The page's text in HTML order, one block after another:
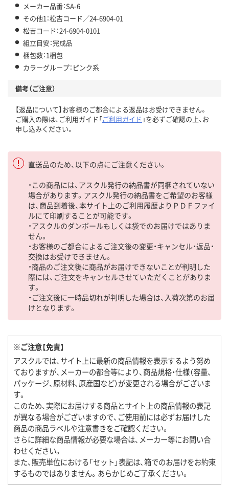
メーカー品番：SA-6
その他1：松吉コード／24-6904-01
松吉コード：24-6904-0101
組立目安：完成品
梱包数：1梱包
カラーグループ：ピンク系
備考（ご注意）
【返品について】お客様のご都合による返品はお受けできません。
ご購入の際は、ご利用ガイド「ご利用ガイド 」を必ずご確認の上、お
申し込みください。
直送品のため、以下の点にご注意ください。
・この商品には、アスクル発行の納品書が同梱されていない
場合があります。アスクル発行の納品書をご希望のお客様
は、商品到着後、本サイト上のご利用履歴よりＰＤＦファイ
ルにて印刷することが可能です。
・アスクルのダンボールもしくは袋でのお届けではありま
せん。
・お客様のご都合によるご注文後の変更・キャンセル・返品・
交換はお受けできません。
・商品のご注文後に商品がお届けできないことが判明した
際には、ご注文をキャンセルさせていただくことがありま
す。
・ご注文後に一時品切れが判明した場合は、入荷次第のお届
けとなります。
※ご注意【免責】
アスクルでは、サイト上に最新の商品情報を表示するよう努め
ておりますが、メーカーの都合等により、商品規格・仕様（容量、
パッケージ、原材料、原産国など）が変更される場合がございま
す。
このため、実際にお届けする商品とサイト上の商品情報の表記
が異なる場合がございますので、ご使用前には必ずお届けした
商品の商品ラベルや注意書きをご確認ください。
さらに詳細な商品情報が必要な場合は、メーカー等にお問い合
わせください。
また、販売単位における「セット」表記は、箱でのお届けをお約束
するものではありません。あらかじめご了承ください。